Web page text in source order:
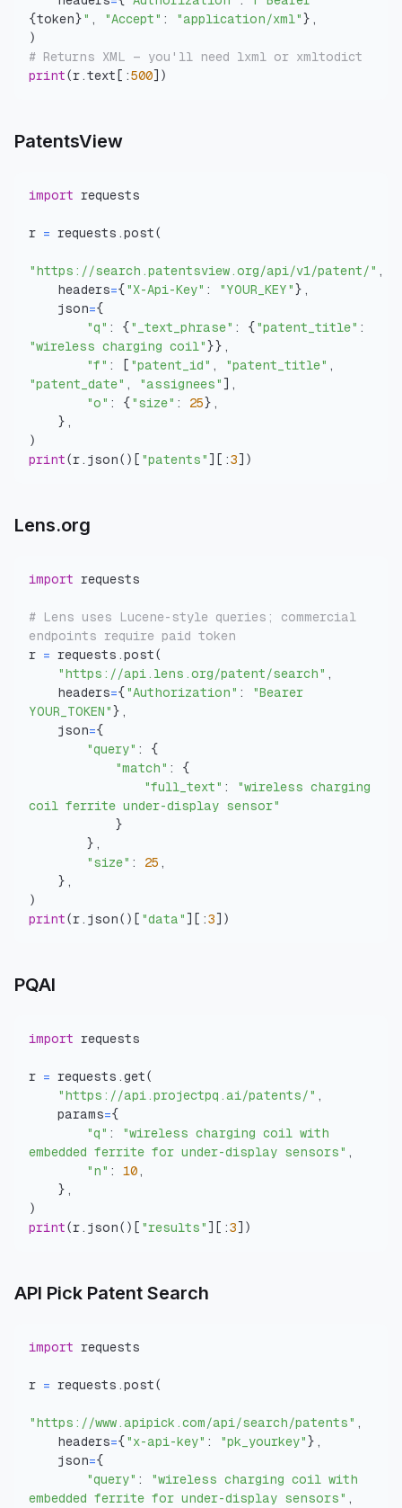
{token}" , "Accept" : "application/xml" } ,
)
# Returns XML — you'll need lxml or xmltodict
print(r .text [ :500] )
PatentsView
import
r = requests .post(
"https://search.patentsview.org/api/v1/patent/" ,
    headers
={ "X-Api-Key" : "YOUR_KEY" } ,
    json
={
"q" : { "_text_phrase" : { "patent_title" :
"wireless charging coil" }} ,
"f" : [ "patent_id" , "patent_title" ,
"patent_date" , "assignees" ] ,
"o" : { "size" : 25} ,
} ,
)
print(r . json( ) [ "patents" ] [ :3] )
Lens.org
import
# Lens uses Lucene-style queries; commercial
endpoints require paid token
r = requests .post(
"https://api.lens.org/patent/search" ,
    headers
={ "Authorization" :
"Bearer
YOUR_TOKEN" } ,
    json
={
"query" :
{
"match" :
{
"full_text" :
"wireless charging
coil ferrite under-display sensor"
}
} ,
"size" : 25 ,
} ,
)
print(r . json( ) [ "data" ] [ :3] )
PQAI
import
r = requests .get(
"https://api.projectpq.ai/patents/" ,
    params
={
"q" :
"wireless charging coil with
embedded ferrite for under-display sensors" ,
"n" : 10 ,
} ,
)
print(r . json( ) [ "results" ] [ :3] )
API Pick Patent Search
import
r = requests .post(
"https://www.apipick.com/api/search/patents" ,
    headers
={ "x-api-key" : "pk_yourkey" } ,
    json
={
"query" :
"wireless charging coil with
embedded ferrite for under-display sensors" ,